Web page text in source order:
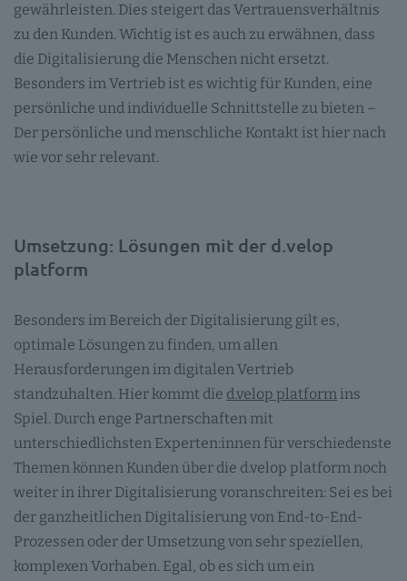
gewährleisten. Dies steigert das Vertrauensverhältnis
zu den Kunden. Wichtig ist es auch zu erwähnen, dass
die Digitalisierung die Menschen nicht ersetzt.
Besonders im Vertrieb ist es wichtig für Kunden, eine
persönliche und individuelle Schnittstelle zu bieten –
Der persönliche und menschliche Kontakt ist hier nach
wie vor sehr relevant.
Umsetzung: Lösungen mit der d.velop
platform
Besonders im Bereich der Digitalisierung gilt es,
optimale Lösungen zu finden, um allen
Herausforderungen im digitalen Vertrieb
standzuhalten. Hier kommt die d.velop platform ins
Spiel. Durch enge Partnerschaften mit
unterschiedlichsten Experten:innen für verschiedenste
Themen können Kunden über die d.velop platform noch
weiter in ihrer Digitalisierung voranschreiten: Sei es bei
der ganzheitlichen Digitalisierung von End-to-End-
Prozessen oder der Umsetzung von sehr speziellen,
komplexen Vorhaben. Egal, ob es sich um ein